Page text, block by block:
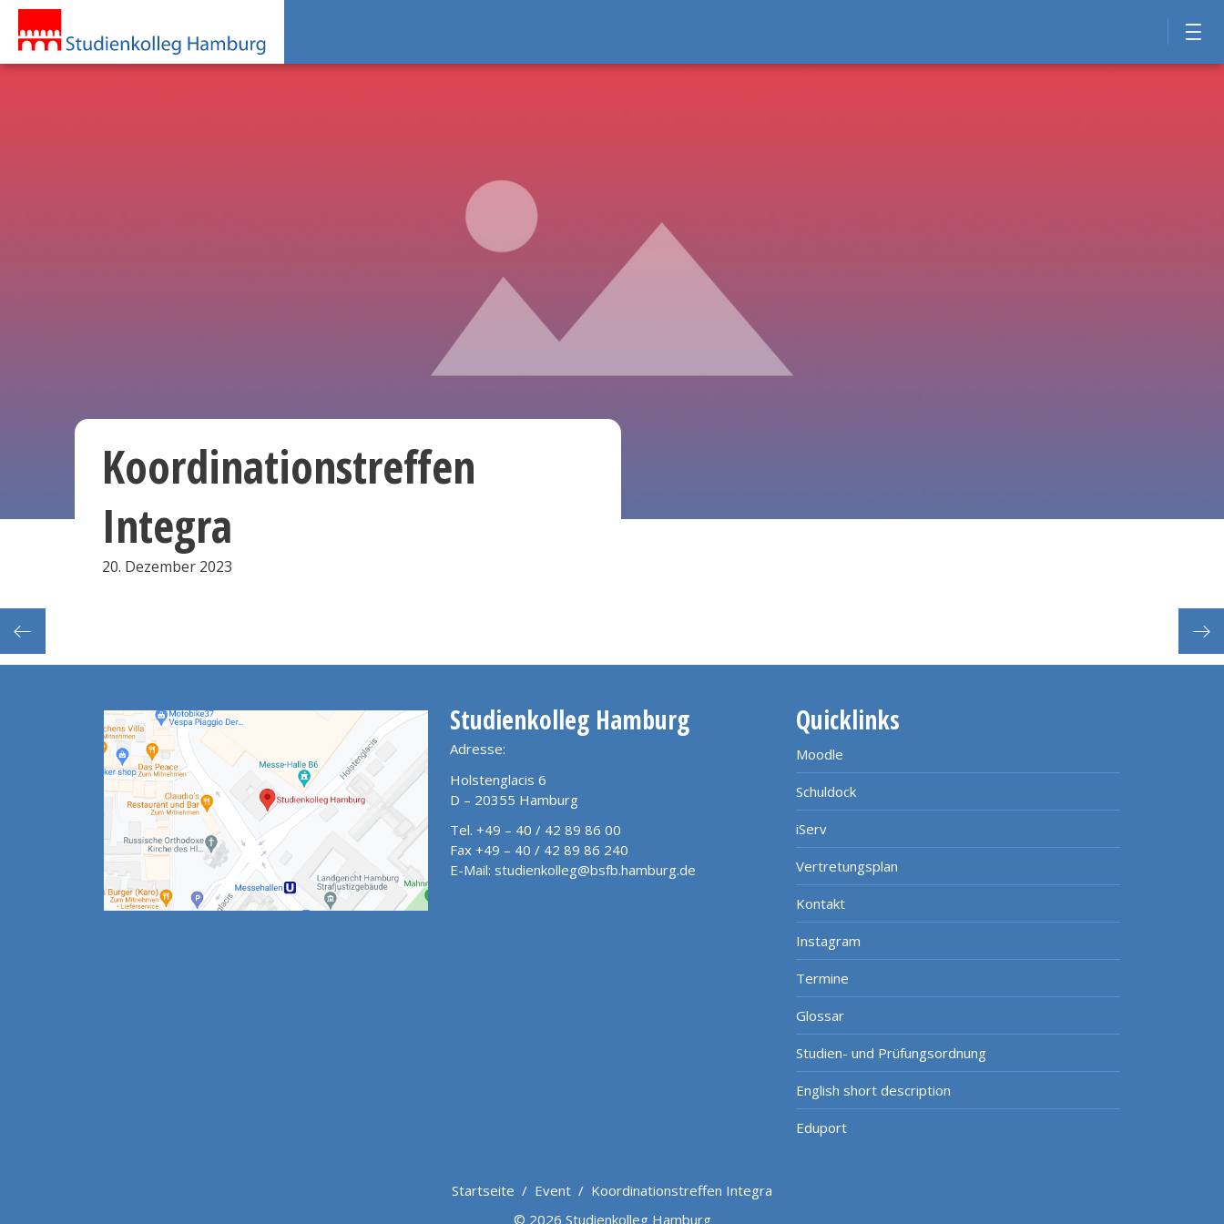
Koordinationstreffen
Integra
20. Dezember 2023
Studienkolleg Hamburg
Adresse:
Holstenglacis 6
D – 20355 Hamburg
Tel. +49 – 40 / 42 89 86 00
Fax +49 – 40 / 42 89 86 240
E-Mail: studienkolleg@bsfb.hamburg.de
Quicklinks
Moodle
Schuldock
iServ
Vertretungsplan
Kontakt
Instagram
Termine
Glossar
Studien- und Prüfungsordnung
English short description
Eduport
Startseite / Event / Koordinationstreffen Integra
© 2026 Studienkolleg Hamburg